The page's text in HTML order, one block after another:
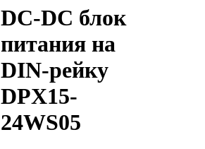
DC-DС блок
питания на
DIN-рейку
DPX15-
24WS05